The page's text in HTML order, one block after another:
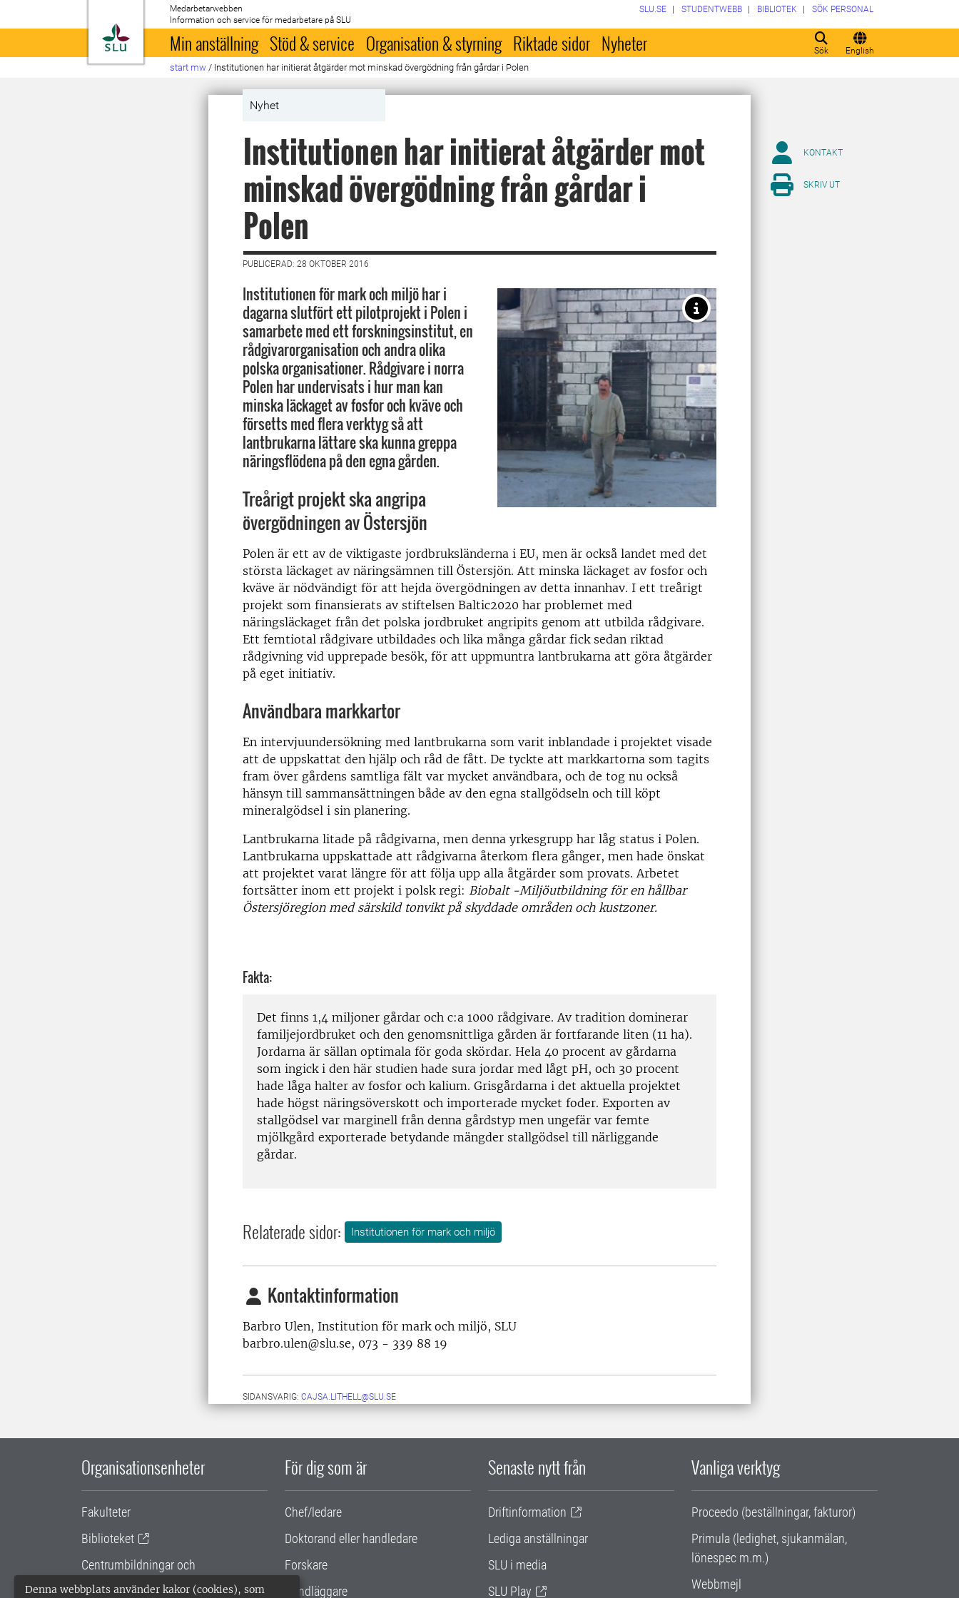
Denna webbplats använder kakor (cookies), som
Till startsida
Medarbetarwebben
Information och service för medarbetare på SLU
Sök English
SLU.SE STUDENTWEBB BIBLIOTEK SÖK PERSONAL
Min anställning Stöd & service Organisation & styrning Riktade sidor Nyheter
start mw / Institutionen har initierat åtgärder mot minskad övergödning från gårdar i Polen
Nyhet
Institutionen har initierat åtgärder mot
minskad övergödning från gårdar i
Polen
PUBLICERAD: 28 OKTOBER 2016
Institutionen för mark och miljö har i
dagarna slutfört ett pilotprojekt i Polen i
samarbete med ett forskningsinstitut, en
rådgivarorganisation och andra olika
polska organisationer. Rådgivare i norra
Polen har undervisats i hur man kan
minska läckaget av fosfor och kväve och
försetts med flera verktyg så att
lantbrukarna lättare ska kunna greppa
näringsflödena på den egna gården.
Treårigt projekt ska angripa
övergödningen av Östersjön
Polen är ett av de viktigaste jordbruksländerna i EU, men är också landet med det
största läckaget av näringsämnen till Östersjön. Att minska läckaget av fosfor och
kväve är nödvändigt för att hejda övergödningen av detta innanhav. I ett treårigt
projekt som finansierats av stiftelsen Baltic2020 har problemet med
näringsläckaget från det polska jordbruket angripits genom att utbilda rådgivare.
Ett femtiotal rådgivare utbildades och lika många gårdar fick sedan riktad
rådgivning vid upprepade besök, för att uppmuntra lantbrukarna att göra åtgärder
på eget initiativ.
Användbara markkartor
En intervjuundersökning med lantbrukarna som varit inblandade i projektet visade
att de uppskattat den hjälp och råd de fått. De tyckte att markkartorna som tagits
fram över gårdens samtliga fält var mycket användbara, och de tog nu också
hänsyn till sammansättningen både av den egna stallgödseln och till köpt
mineralgödsel i sin planering.
Lantbrukarna litade på rådgivarna, men denna yrkesgrupp har låg status i Polen.
Lantbrukarna uppskattade att rådgivarna återkom flera gånger, men hade önskat
att projektet varat längre för att följa upp alla åtgärder som provats. Arbetet
fortsätter inom ett projekt i polsk regi: Biobalt -Miljöutbildning för en hållbar
Östersjöregion med särskild tonvikt på skyddade områden och kustzoner.
Fakta:
Det finns 1,4 miljoner gårdar och c:a 1000 rådgivare. Av tradition dominerar
familjejordbruket och den genomsnittliga gården är fortfarande liten (11 ha).
Jordarna är sällan optimala för goda skördar. Hela 40 procent av gårdarna
som ingick i den här studien hade sura jordar med lågt pH, och 30 procent
hade låga halter av fosfor och kalium. Grisgårdarna i det aktuella projektet
hade högst näringsöverskott och importerade mycket foder. Exporten av
stallgödsel var marginell från denna gårdstyp men ungefär var femte
mjölkgård exporterade betydande mängder stallgödsel till närliggande
gårdar.
Relaterade sidor: Institutionen för mark och miljö
Kontaktinformation
Barbro Ulen, Institution för mark och miljö, SLU
barbro.ulen@slu.se, 073 - 339 88 19
SIDANSVARIG: CAJSA.LITHELL@SLU.SE
KONTAKT
SKRIV UT
Organisationsenheter
Fakulteter
Biblioteket
Centrumbildningar och
samarbetsprojekt
För dig som är
Chef/ledare
Doktorand eller handledare
Forskare
Handläggare
Senaste nytt från
Driftinformation
Lediga anställningar
SLU i media
SLU Play
Vanliga verktyg
Proceedo (beställningar, fakturor)
Primula (ledighet, sjukanmälan,
lönespec m.m.)
Webbmejl